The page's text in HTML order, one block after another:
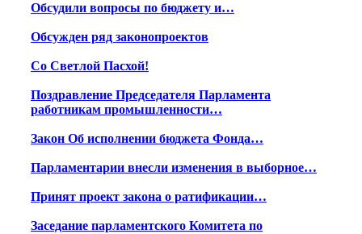
Обсудили вопросы по бюджету и…
Обсужден ряд законопроектов
Со Светлой Пасхой!
Поздравление Председателя Парламента
работникам промышленности…
Закон Об исполнении бюджета Фонда…
Парламентарии внесли изменения в выборное…
Принят проект закона о ратификации…
Заседание парламентского Комитета по